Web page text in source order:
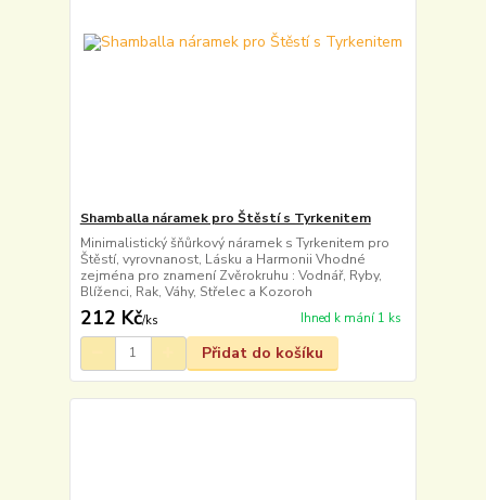
Shamballa náramek pro Štěstí s Tyrkenitem
Minimalistický šňůrkový náramek s Tyrkenitem pro
Štěstí, vyrovnanost, Lásku a Harmonii Vhodné
zejména pro znamení Zvěrokruhu : Vodnář, Ryby,
Blíženci, Rak, Váhy, Střelec a Kozoroh
212 Kč/ks Ihned k mání 1 ks
Přidat do košíku